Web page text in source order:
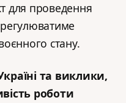
для проведення
стану.
та виклики,
роботи